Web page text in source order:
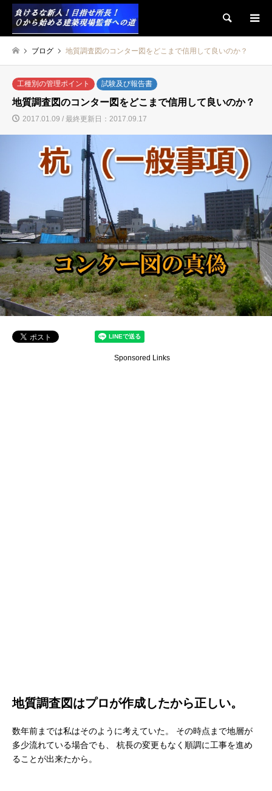
検索
ブログ 地質調査図のコンター図をどこまで信用して良いのか？
工種別の管理ポイント 試験及び報告書
地質調査図のコンター図をどこまで信用して良いのか？
2017.01.09 / 最終更新日：2017.09.17
Sponsored Links
地質調査図はプロが作成したから正しい。
数年前までは私はそのように考えていた。
その時点まで地層が
多少流れている場合でも、
杭長の変更もなく順調に工事を進め
ることが出来たから。